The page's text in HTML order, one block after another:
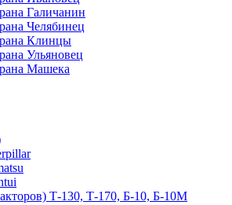
Галичанин
Челябинец
Клинцы
Ульяновец
Машека
Т-130, Т-170, Б-10, Б-10М